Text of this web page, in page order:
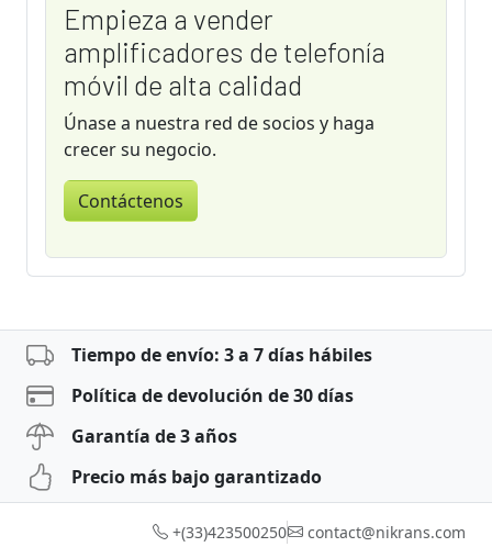
Empieza a vender
amplificadores de telefonía
móvil de alta calidad
Únase a nuestra red de socios y haga
crecer su negocio.
Contáctenos
Tiempo de envío: 3 a 7 días hábiles
Política de devolución de 30 días
Garantía de 3 años
Precio más bajo garantizado
+(33)423500250 contact@nikrans.com